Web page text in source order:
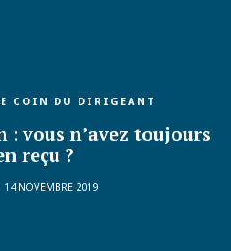
COIN DU DIRIGEANT
: vous n’avez toujours
reçu ?
14 NOVEMBRE 2019